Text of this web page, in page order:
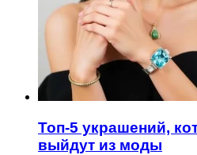
Топ-5 украшений,
выйдут из моды